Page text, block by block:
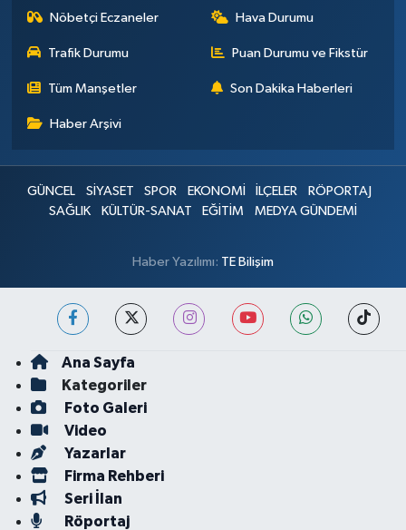
Nöbetçi Eczaneler Hava Durumu
Trafik Durumu Puan Durumu ve Fikstür
Tüm Manşetler Son Dakika Haberleri
Haber Arşivi
GÜNCEL SİYASET SPOR EKONOMİ İLÇELER
RÖPORTAJ
SAĞLIK
KÜLTÜR-SANAT EĞİTİM MEDYA GÜNDEMİ
Haber Yazılımı: TE Bilişim
Ana Sayfa
Kategoriler
Foto Galeri
Video
Yazarlar
Firma Rehberi
Seri İlan
Röportaj